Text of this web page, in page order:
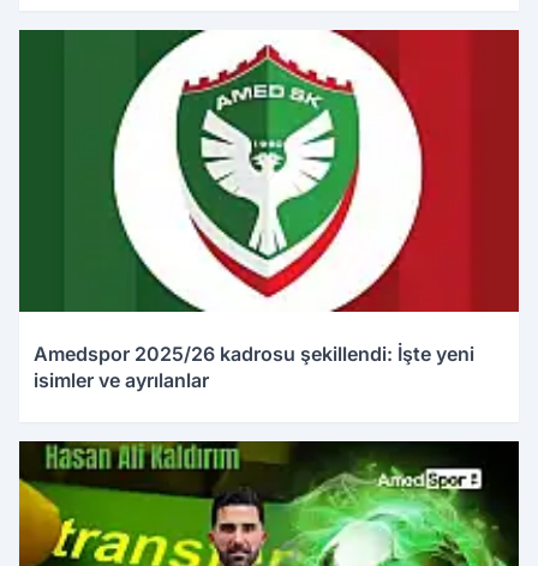
Amedspor 2025/26 kadrosu şekillendi: İşte yeni
isimler ve ayrılanlar